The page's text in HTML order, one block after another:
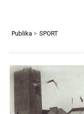
Publika > SPORT